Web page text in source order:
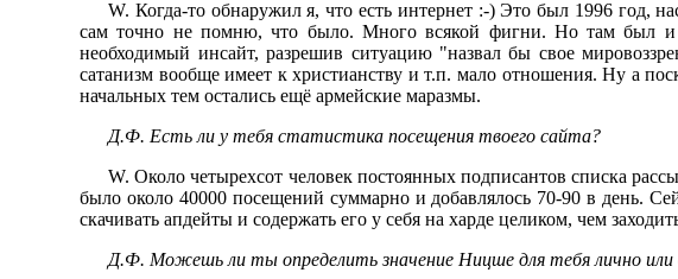
W. Когда-то обнаружил я, что есть интернет :-) Это был 1996 год,
сам точно не помню, что было. Много всякой фигни. Но там был и
необходимый инсайт, разрешив ситуацию "назвал бы свое
сатанизм вообще имеет к христианству и т.п. мало отношения. Ну а
начальных тем остались ещё армейские маразмы.
Д.Ф. Есть ли у тебя статистика посещения твоего сайта?
W. Около четырехсот человек постоянных подписантов списка
было около 40000 посещений суммарно и добавлялось 70-90 в день.
скачивать апдейты и содержать его у себя на харде целиком, чем
Д.Ф. Можешь ли ты определить значение Ницше для тебя лично